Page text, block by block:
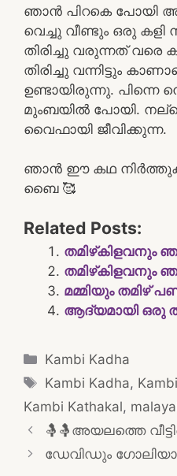
ഞാൻ പിറകെ പോയി
വെച്ചു വീണ്ടും ഒരു കളി
തിരിച്ചു വരുന്നത്
തിരിച്ചു വന്നിട്ടും
ഉണ്ടായിരുന്നു. പിന്നെ
മുംബയിൽ പോയി.
വൈഫായി ജീവിക്കുന്ന.
ഞാൻ ഈ കഥ
ബൈ 🥰
Related Posts:
തമിഴ്‌കിളവനും
തമിഴ്‌കിളവനും
മമ്മിയും തമിഴ്
ആദ്യമായി ഒരു
Categories
Kambi Kadha
Tags
Kambi Kadha,
Kambi Kathakal,
Post
navigation
🤱🤱അയലത്തെ
ഡേവിഡും